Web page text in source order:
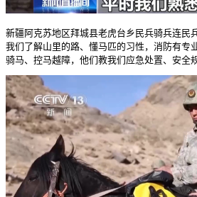
新疆阿克苏地区拜城县老虎台乡民兵骑兵连民
我们了解山里的路、懂马匹的习性，消防有专
骑马、控马越障，他们教我们应急处置、安全